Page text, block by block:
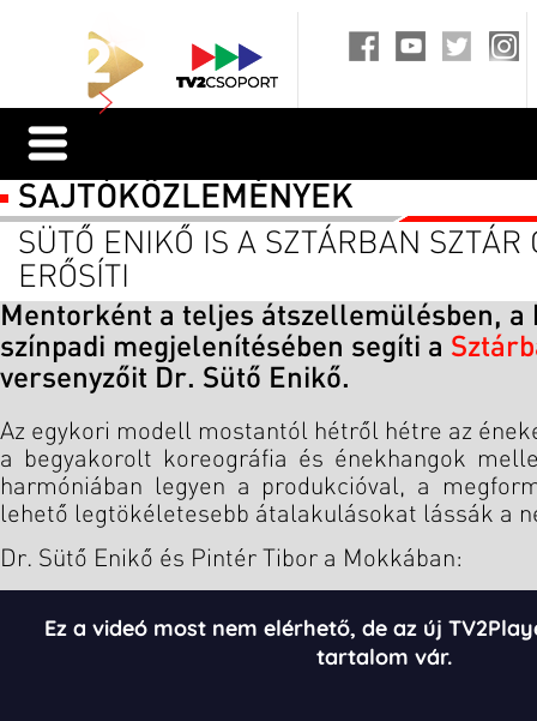
SAJTÓKÖZLEMÉNYEK
SÜTŐ ENIKŐ IS A SZTÁRBAN SZTÁR
ERŐSÍTI
Mentorként a teljes átszellemülésben,
színpadi megjelenítésében segíti a
versenyzőit Dr. Sütő Enikő.
Az egykori modell mostantól hétről hétre az
a begyakorolt koreográfia és énekhangok
harmóniában legyen a produkcióval, a
lehető legtökéletesebb átalakulásokat lássák a
Dr. Sütő Enikő és Pintér Tibor a Mokkában: